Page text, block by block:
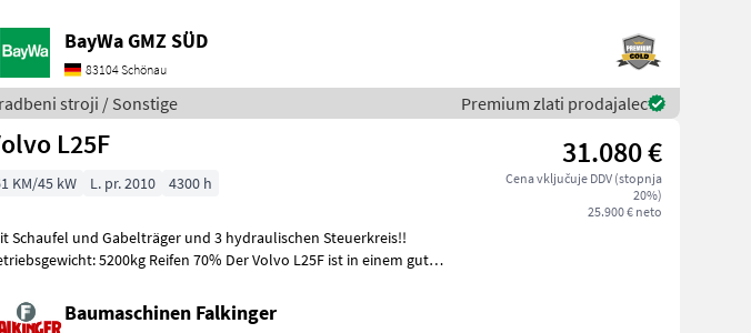
Dreizylinderdieselmotor, Typ
BayWa GMZ SÜD
83104 Schönau
stroji / Sonstige Premium zlati prodajalec
L25F 31.080 €
Cena vključuje DDV (stopnja
20%)
25.900 € neto
KM/45 kW L. pr. 2010 4300 h
Schaufel und Gabelträger und 3 hydraulischen Steuerkreis!!
5200kg Reifen 70% Der Volvo L25F ist in einem guten
Baumaschinen Falkinger